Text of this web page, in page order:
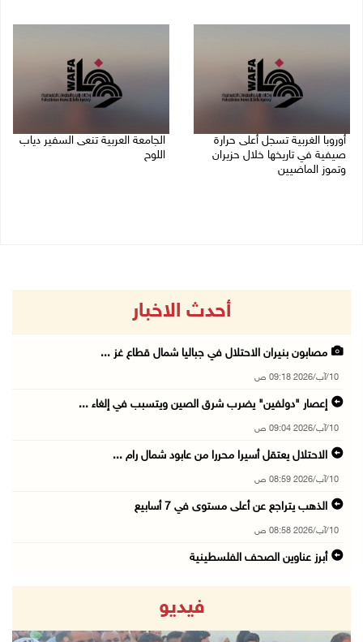
أوروبا الغربية تسجل أعلى حرارة
صيفية في تاريخها خلال حزيران
وتموز الماضيين
الجامعة العربية تنعى السفير دياب
اللوح
أحدث الاخبار
مصابون بنيران الاحتلال في جباليا شمال قطاع غز ...
10/آب/2026 09:18 ص
إعصار "دولفين" يضرب شرق الصين ويتسبب في إلغاء ...
10/آب/2026 09:04 ص
الاحتلال يعتقل أسيرا محررا من عابود شمال رام ...
10/آب/2026 08:59 ص
الذهب يتراجع عن أعلى مستوى في 7 أسابيع
10/آب/2026 08:58 ص
أبرز عناوين الصحف الفلسطينية
"التربية": تمديد فترة استقبال طلبات منح البكا ...
10/آب/2026 08:54 ص
فيديو